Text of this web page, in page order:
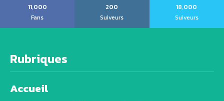
11,000
Fans
200
Suiveurs
18,000
Suiveurs
Rubriques
Accueil